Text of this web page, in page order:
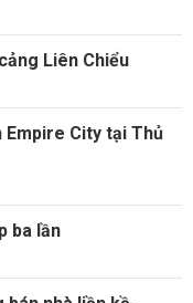
Liên Chiểu
Empire City tại Thủ
ba lần